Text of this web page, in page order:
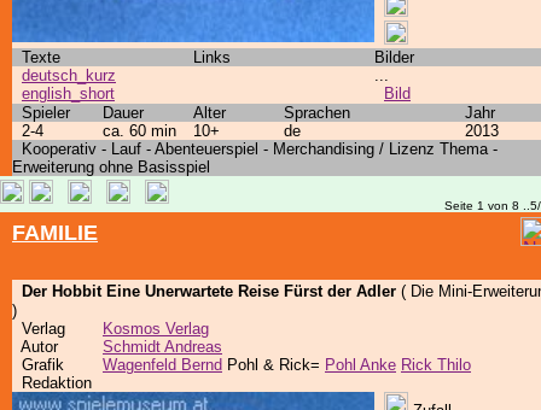
Texte Links
Bilder
deutsch_kurz
english_short
...
Bild
Spieler
Dauer Alter Sprachen
Jahr
2-4
ca. 60 min 10+ de
2013
Kooperativ - Lauf - Abenteuerspiel - Merchandising / Lizenz Thema -
Erweiterung ohne Basisspiel
Seite 1 von 8
FAMILIE
Der Hobbit Eine Unerwartete Reise Fürst der Adler ( Die Mini-
)
Verlag
Kosmos Verlag
Autor
Schmidt Andreas
Grafik
Wagenfeld Bernd Pohl & Rick= Pohl Anke Rick Thilo
Redaktion